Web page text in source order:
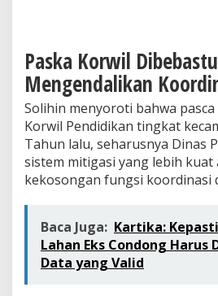
Paska Korwil
Mengendalikan
Solihin menyoroti bahwa
Korwil Pendidikan tingkat
Tahun lalu, seharusnya Dinas
sistem mitigasi yang lebih
kekosongan fungsi koordinasi
Baca Juga: Kartika:
Lahan Eks Condong Harus
Data yang Valid